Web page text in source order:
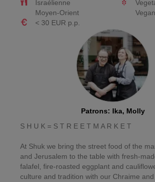
Israélienne
Moyen-Orient
< 30 EUR p.p.
Patrons: Ika, Molly
S H U K = S T R E E T M A R K E T
At Shuk we bring the street food of the
and Jerusalem to the table with fresh-
falafel, fire-roasted eggplant and
culture and tradition with our Chraime and